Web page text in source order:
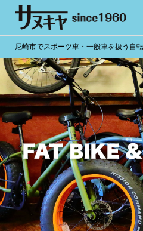
尼崎市でスポーツ車・一般車を扱う自